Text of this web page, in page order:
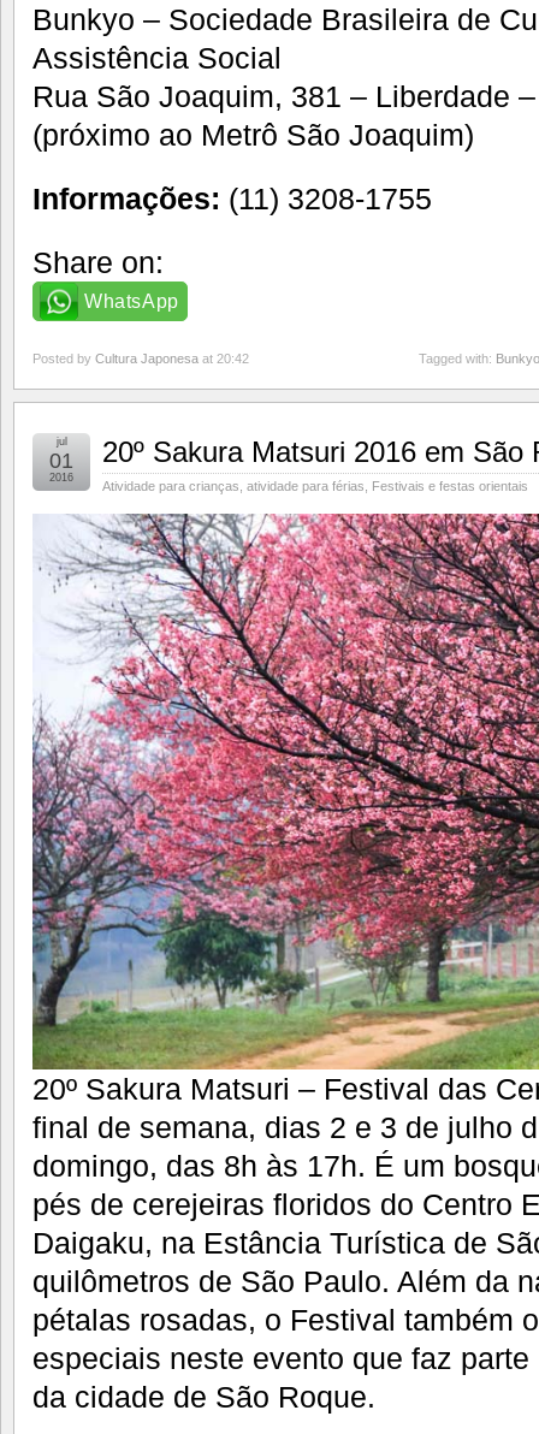
Bunkyo – Sociedade Brasileira de
Assistência Social
Rua São Joaquim, 381 – Liberdade
(próximo ao Metrô São Joaquim)
Informações: (11) 3208-1755
Share on:
WhatsApp
Posted by Cultura Japonesa at 20:42 Tagged with: Bunkyo
20º Sakura Matsuri 2016 em São
Atividade para crianças, atividade para férias, Festivais e festas orientais
jul
01
2016
20º Sakura Matsuri – Festival das
final de semana, dias 2 e 3 de julho
domingo, das 8h às 17h. É um
pés de cerejeiras floridos do Centro
Daigaku, na Estância Turística de
quilômetros de São Paulo. Além da
pétalas rosadas, o Festival também
especiais neste evento que faz
da cidade de São Roque.